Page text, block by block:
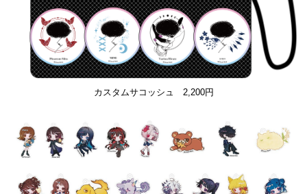
カスタムサコッシュ 2,200円